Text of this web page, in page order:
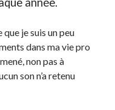
toute personnelle
toute personnelle
vélorution toute
je suis un peu
dans ma vie pro
non pas à
son n’a retenu